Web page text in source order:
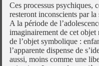
Ces processus psychiques,
resteront inconscients par la
A la période de
imaginairement de cet objet
de l’objet symbolique :
l’apparente dispense de
aussi, moins comme une